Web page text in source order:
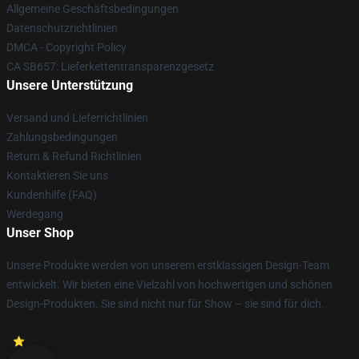
Allgemeine Geschäftsbedingungen
Datenschutzrichtlinien
DMCA - Copyright Policy
CA SB657: Lieferkettentransparenzgesetz
Unsere Unterstützung
Versand und Lieferrichtlinien
Zahlungsbedingungen
Return & Refund Richtlinien
Kontaktieren Sie uns
Kundenhilfe (FAQ)
Werdegang
Unser Shop
Unsere Produkte werden von unserem erstklassigen Design-Team
entwickelt. Wir bieten eine Vielzahl von hochwertigen und schönen
Design-Produkten. Sie sind nicht nur für Show – sie sind für dich.